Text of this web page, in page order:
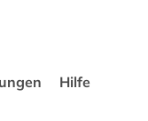
Hilfe